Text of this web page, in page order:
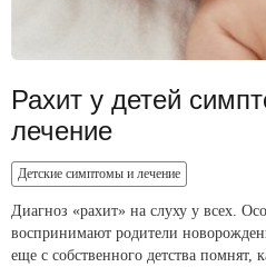
Рахит у детей
лечение
Детские симптомы и лечение
Диагноз «рахит» на слуху у всех.
воспринимают родители
еще с собственного детства помнят,